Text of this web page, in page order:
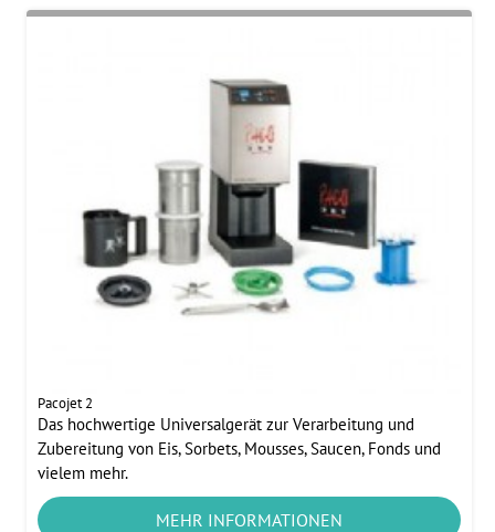
Pacojet 2
Das hochwertige Universalgerät zur Verarbeitung und
Zubereitung von Eis, Sorbets, Mousses, Saucen, Fonds und
vielem mehr.
MEHR INFORMATIONEN